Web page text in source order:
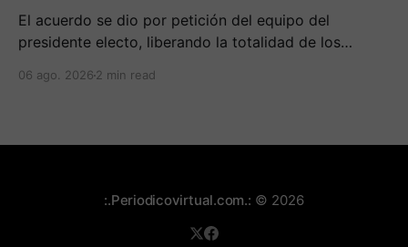
​El acuerdo se dio por petición del equipo del
presidente electo, liberando la totalidad de los
operativa.
06 ago. 2026 2 min read
:.Periodicovirtual.com.: © 2026